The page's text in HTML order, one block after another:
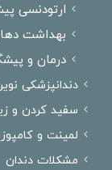
ارتودنسی
بهداشت
درمان و
دندانپزشکی
سفید کردن و
لمینت و
مشکلات دندان